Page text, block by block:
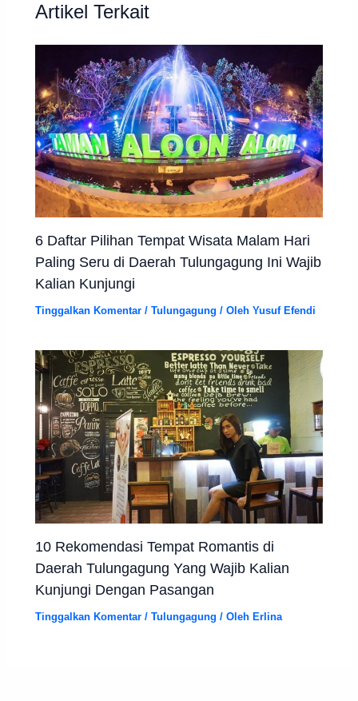
Artikel Terkait
6 Daftar Pilihan Tempat Wisata Malam Hari
Paling Seru di Daerah Tulungagung Ini Wajib
Kalian Kunjungi
Tinggalkan Komentar /Tulungagung / OlehYusuf Efendi
10 Rekomendasi Tempat Romantis di
Daerah Tulungagung Yang Wajib Kalian
Kunjungi Dengan Pasangan
Tinggalkan Komentar /Tulungagung / OlehErlina